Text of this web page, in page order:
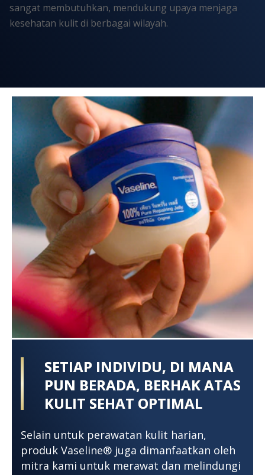
sangat membutuhkan, mendukung upaya menjaga
kesehatan kulit di berbagai wilayah.
SETIAP INDIVIDU, DI MANA
PUN BERADA, BERHAK ATAS
KULIT SEHAT OPTIMAL
Selain untuk perawatan kulit harian,
produk Vaseline® juga dimanfaatkan oleh
mitra kami untuk merawat dan melindungi